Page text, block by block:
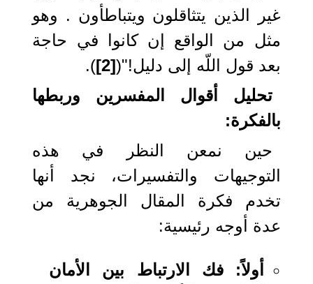
غير الذين يتثاقلون ويتباطأون . وهو
مثل من الواقع إن كانوا في حاجة
بعد قول اللّه إلى دليل!"([2]
).
تحليل أقوال المفسرين وربطها
بالفكرة:
حين نمعن النظر في هذه
التوجيهات والتفسيرات، نجد أنها
تخدم فكرة المقال الجوهرية من
عدة أوجه رئيسية:
أولاً: فك الارتباط بين الأمان